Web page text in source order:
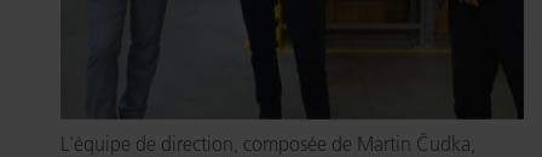
L'équipe de direction, composée de Martin Čudka,